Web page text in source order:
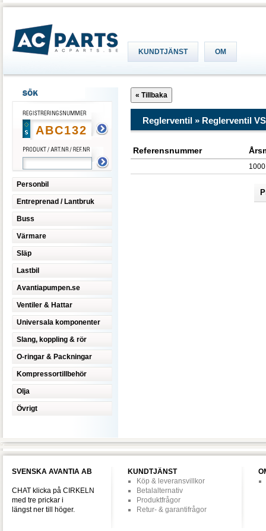
KUNDTJÄNST OM
Personbil
Entreprenad / Lantbruk
Buss
Värmare
Släp
Lastbil
Avantiapumpen.se
Ventiler & Hattar
Universala komponenter
Slang, koppling & rör
O-ringar & Packningar
Kompressortillbehör
Olja
Övrigt
Reglerventil » Reglerventil
Referensnummer
SVENSKA AVANTIA AB
CHAT klicka på CIRKELN
med tre prickar i
längst ner till höger.
KUNDTJÄNST
Köp & leveransvillkor
Betalalternativ
Produktfrågor
Retur- & garantifrågor